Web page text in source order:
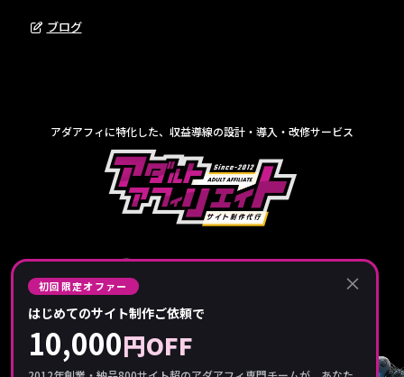
ブログ
アダアフィに特化した、収益導線の設計・導入・改修サービス
×
初回限定オファー
はじめてのサイト制作ご依頼で
10,000円OFF